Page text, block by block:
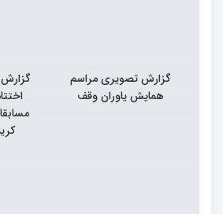
گزارش تصویری مراسم
همایش یاوران وقف